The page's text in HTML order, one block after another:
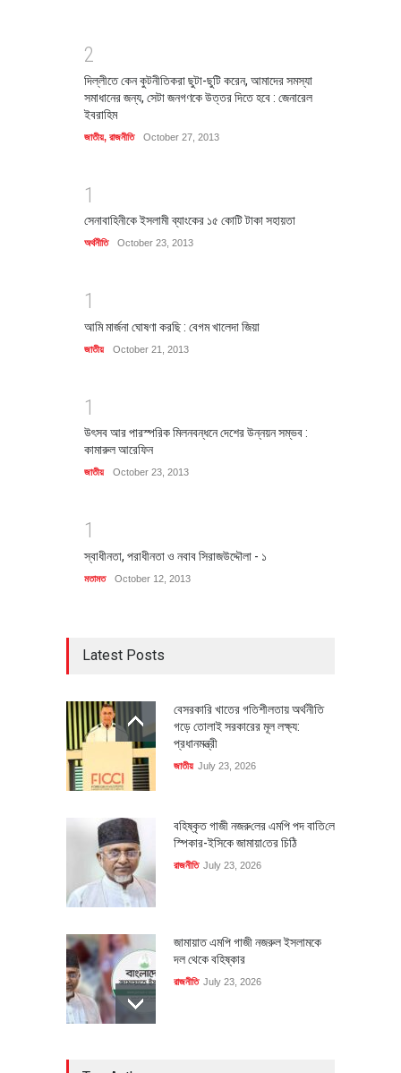
2
দিল্লীতে কেন কুটনীতিকরা ছুটা-ছুটি করেন, আমাদের সমস্যা
সমাধানের জন্য, সেটা জনগণকে উত্তর দিতে হবে : জেনারেল
ইবরাহিম
জাতীয়, রাজনীতি October 27, 2013
1
সেনাবাহিনীকে ইসলামী ব্যাংকের ১৫ কোটি টাকা সহায়তা
অর্থনীতি October 23, 2013
1
আমি মার্জনা ঘোষণা করছি : বেগম খালেদা জিয়া
জাতীয় October 21, 2013
1
উৎসব আর পারস্পরিক মিলনবন্ধনে দেশের উন্নয়ন সম্ভব :
কামারুল আরেফিন
জাতীয় October 23, 2013
1
স্বাধীনতা, পরাধীনতা ও নবাব সিরাজউদ্দৌলা - ১
মতামত October 12, 2013
Latest Posts
বেসরকারি খাতের গতিশীলতায় অর্থনীতি
গড়ে তোলাই সরকারের মূল লক্ষ্য:
প্রধানমন্ত্রী
জাতীয় July 23, 2026
বহিষ্কৃত গাজী নজরু‌লের এম‌পি পদ বা‌তি‌লে
স্পিকার-ইসিকে জামায়া‌তের চি‌ঠি
রাজনীতি July 23, 2026
জামায়াত এমপি গাজী নজরুল ইসলামকে
দল থেকে বহিষ্কার
রাজনীতি July 23, 2026